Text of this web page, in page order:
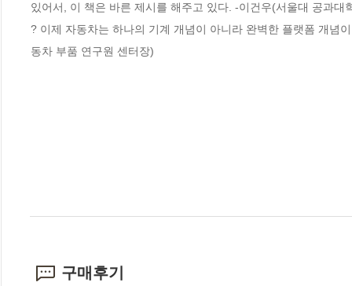
있어서, 이 책은 바른 제시를 해주고 있다. -이건우(서울대 공과대
? 이제 자동차는 하나의 기계 개념이 아니라 완벽한 플랫폼 개념
동차 부품 연구원 센터장)
구매후기